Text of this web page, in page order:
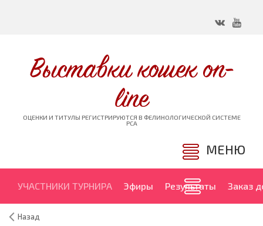
Выставки кошек on-
line
ОЦЕНКИ И ТИТУЛЫ РЕГИСТРИРУЮТСЯ В ФЕЛИНОЛОГИЧЕСКОЙ СИСТЕМЕ
PCA
МЕНЮ
УЧАСТНИКИ ТУРНИРА Эфиры Результаты Заказ
Назад